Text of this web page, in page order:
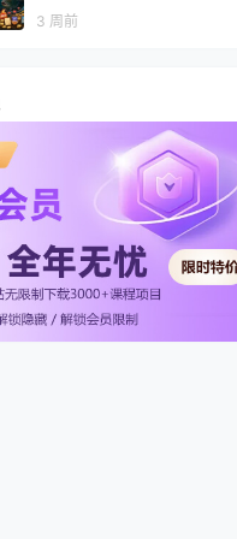
视频，多渠道变现，全套制作
思路拆解
3 周前